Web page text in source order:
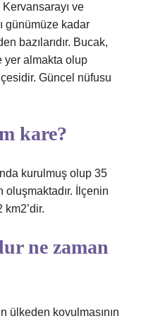
Kervansarayı ve
günümüze kadar
bazılarıdır. Bucak,
yer almakta olup
Güncel nüfusu
kare?
kurulmuş olup 35
oluşmaktadır. İlçenin
ne zaman
ülkeden kovulmasının